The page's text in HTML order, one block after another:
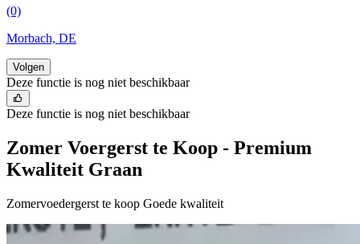
(0)
Morbach, DE
Volgen
Deze functie is nog niet beschikbaar
Deze functie is nog niet beschikbaar
Zomer Voergerst te Koop - Premium
Kwaliteit Graan
Zomervoedergerst te koop Goede kwaliteit